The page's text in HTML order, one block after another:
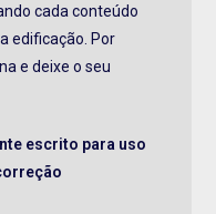
cada conteúdo
edificação. Por
e deixe o seu
escrito para uso